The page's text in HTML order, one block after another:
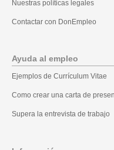
Nuestras políticas legales
Contactar con DonEmpleo
Ayuda al empleo
Ejemplos de Currículum Vitae
Como crear una carta de
Supera la entrevista de trabajo